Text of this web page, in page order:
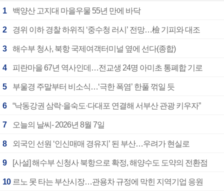
1 백양산 고지대 마을우물 55년 만에 바닥
2 경위 이하 경찰 하위직 ‘중수청 러시’ 전망…檢 기피와 대조
3 해수부 청사, 북항 국제여객터미널 옆에 선다(종합)
4 피란마을 67년 역사인데…전교생 24명 아미초 통폐합 기로
5 부울경 주말부터 비소식…‘극한 폭염’ 한풀 꺾일 듯
6 “낙동강권 삼락·을숙도·다대포 연결해 서부산 관광 키우자”
7 오늘의 날씨- 2026년 8월 7일
8 외국인 선원 ‘인신매매 경유지’ 된 부산…우려가 현실로
9 [사설] 해수부 신청사 북항으로 확정, 해양수도 도약의 전환점
10 르노 못 타는 부산시장…관용차 규정에 막힌 지역기업 응원